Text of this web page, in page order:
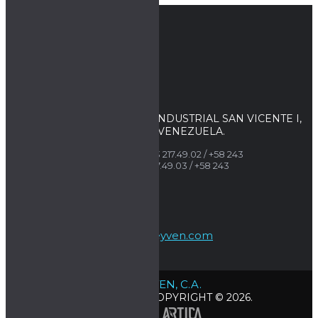
AV. ANTON PHILLIPS, ZONA INDUSTRIAL SAN VICENTE I,
MARACAY, ESTADO ARAGUA. VENEZUELA.
+58 243 217.49.02 /+58 243
+58 243 217.49.03 /+58 243
alreyven@alreyven.com
ALREYVEN, C.A.
| COPYRIGHT © 2026.